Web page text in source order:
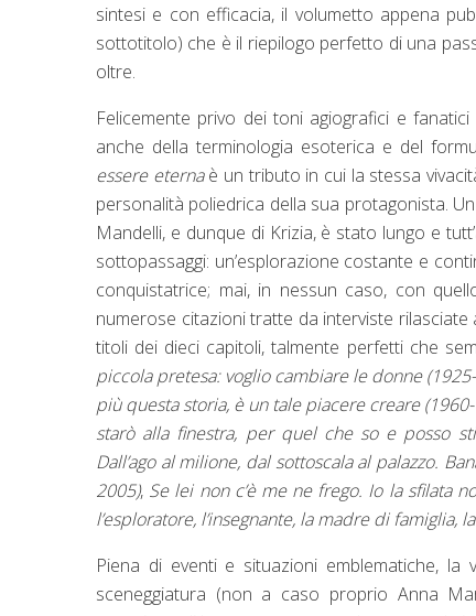
sintesi e con efficacia, il volumetto appena
sottotitolo) che è il riepilogo perfetto di una
oltre.
Felicemente privo dei toni agiografici e
anche della terminologia esoterica e del
essere eternaè un tributo in cui la stessa
personalità poliedrica della sua protagonista.
Mandelli, e dunque di Krizia, è stato lungo e
sottopassaggi: un’esplorazione costante e
conquistatrice; mai, in nessun caso, con
numerose citazioni tratte da interviste
titoli dei dieci capitoli, talmente perfetti che
piccola pretesa: voglio cambiare le donne
più questa storia, è un tale piacere creare
starò alla finestra, per quel che so e posso
Dall’ago al milione, dal sottoscala al palazzo.
2005), Se lei non c’è me ne frego. Io la sfilata
l’esploratore, l’insegnante, la madre di famiglia,
Piena di eventi e situazioni emblematiche,
sceneggiatura (non a caso proprio Anna